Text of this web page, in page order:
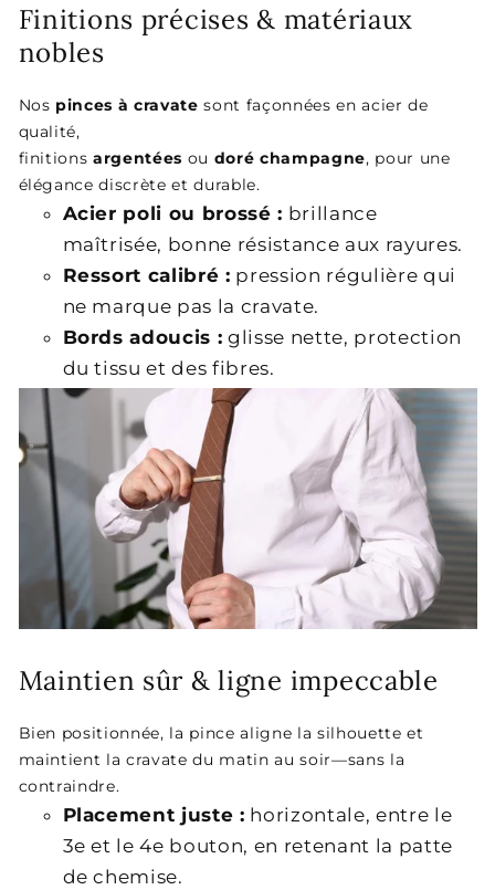
Finitions précises & matériaux
nobles
Nos pinces à cravate sont façonnées en acier de
qualité,
finitionsargentées ou doré champagne, pour une
élégance discrète et durable.
Acier poli ou brossé : brillance
maîtrisée, bonne résistance aux rayures.
Ressort calibré : pression régulière qui
ne marque pas la cravate.
Bords adoucis : glisse nette, protection
du tissu et des fibres.
Maintien sûr & ligne impeccable
Bien positionnée, la pince aligne la silhouette et
maintient la cravate du matin au soir—sans la
contraindre.
Placement juste : horizontale, entre le
3e et le 4e bouton, en retenant la patte
de chemise.